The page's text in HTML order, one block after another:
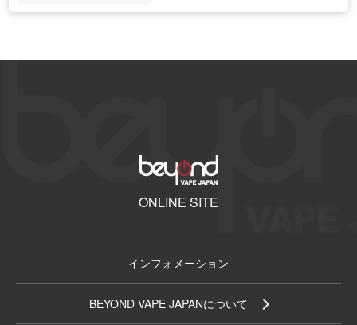
ONLINE SITE
インフォメーション
BEYOND VAPE JAPANについて